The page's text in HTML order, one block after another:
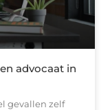
advocaat in
gevallen zelf